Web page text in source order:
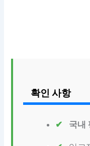
확인 사항
국내